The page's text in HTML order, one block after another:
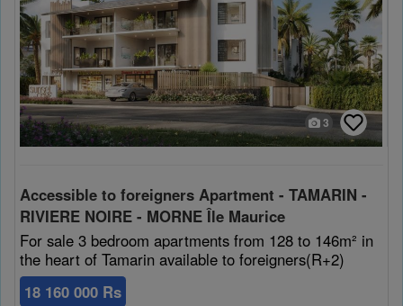
3
Accessible to foreigners Apartment - TAMARIN -
RIVIERE NOIRE - MORNE Île Maurice
For sale 3 bedroom apartments from 128 to 146m² in
the heart of Tamarin available to foreigners(R+2)
18 160 000 Rs